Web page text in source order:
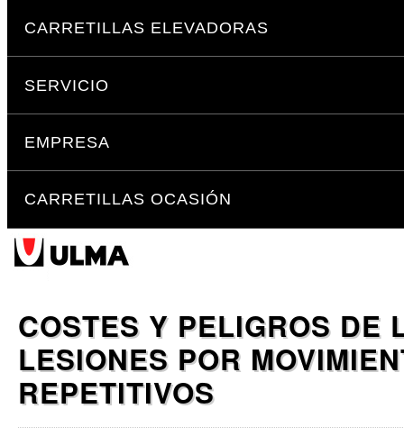
Saltar
a
navegación
CARRETILLAS ELEVADORAS
SERVICIO
EMPRESA
CARRETILLAS OCASIÓN
COSTES Y PELIGROS DE
LESIONES POR
REPETITIVOS